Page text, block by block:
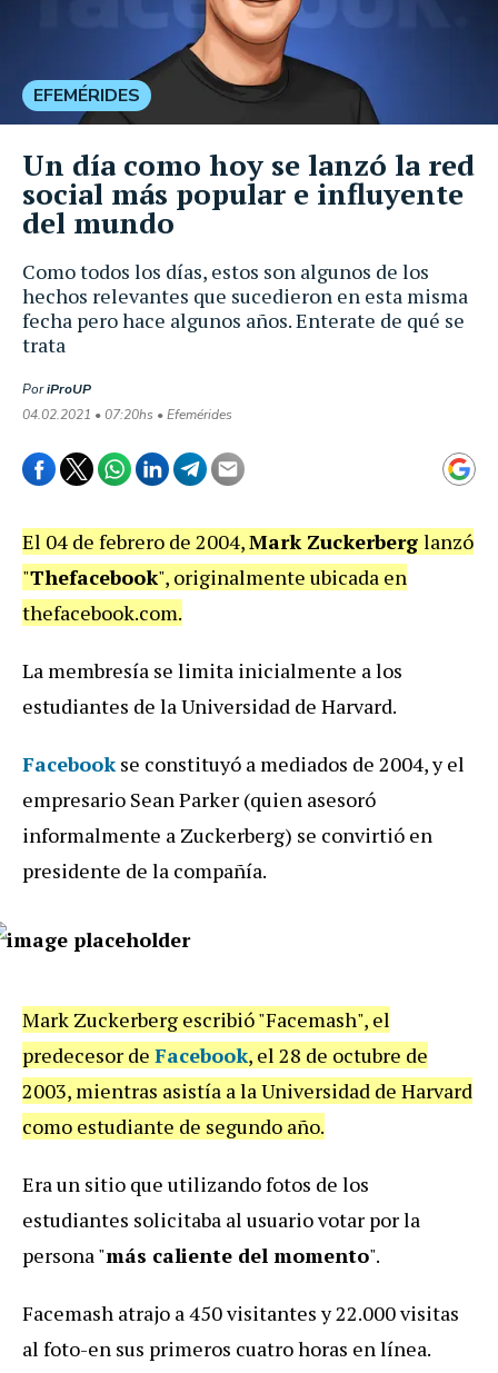
Como todos los días, estos son algunos de los
hechos relevantes que sucedieron en esta misma
fecha pero hace algunos años. Enterate de qué se
trata
PoriProUP
04.02.2021 • 07:20hs • Efemérides
EFEMÉRIDES
Un día como hoy se lanzó la red
social más popular e influyente
del mundo
El 04 de febrero de 2004,Mark Zuckerberg lanzó
"Thefacebook", originalmente ubicada en
thefacebook.com.
La membresía se limita inicialmente a los
estudiantes de la Universidad de Harvard.
Facebookse constituyó a mediados de 2004, y el
empresario Sean Parker (quien asesoró
informalmente a Zuckerberg) se convirtió en
presidente de la compañía.
Mark Zuckerberg escribió "Facemash", el
predecesor de Facebook, el 28 de octubre de
2003, mientras asistía a la Universidad de Harvard
como estudiante de segundo año.
Era un sitio que utilizando fotos de los
estudiantes solicitaba al usuario votar por la
persona "más caliente del momento".
Facemash atrajo a 450 visitantes y 22.000 visitas
al foto-en sus primeros cuatro horas en línea.